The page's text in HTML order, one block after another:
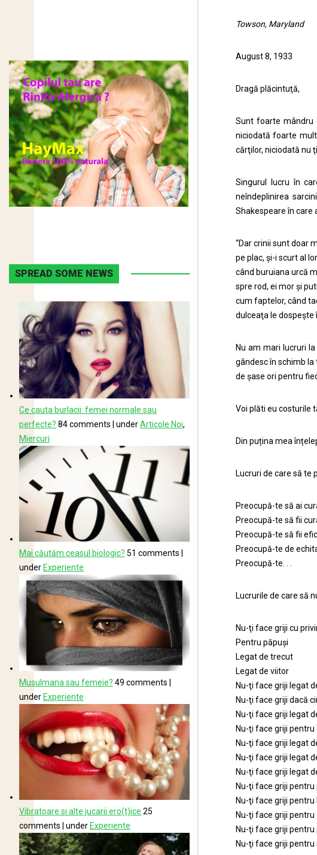
Towson, Maryland
August 8, 1933
Dragă plăcintuţă,
Sunt foarte mândru
niciodată foarte
cărţilor, niciodată nu
Singurul lucru în
neîndeplinirea
Shakespeare în care
“Dar crinii sunt doar
pe plac, şi-i scurt al
când buruiana urcă
spre rod, ei mor şi
cum faptelor, când
dulceaţa le dospeşte
Nu am mari lucruri
gândesc în schimb la
de șase ori pentru
Voi plăti eu costurile
Din puțina mea
Lucruri de care să te
Preocupă-te să ai
Preocupă-te să fii
Preocupă-te să fii
Preocupă-te de
Preocupă-te. . .
Lucrurile de care să
Nu-ţi face griji cu
Pentru păpuși
Legat de trecut
Legat de viitor
Nu-ţi face griji legat
Nu-ţi face griji dacă
Nu-ţi face griji legat
Nu-ţi face griji pentru
Nu-ţi face griji legat
Nu-ţi face griji legat
Nu-ţi face griji legat
Nu-ţi face griji pentru
Nu-ţi face griji pentru
Nu-ţi face griji
Nu-ţi face griji pentru
Nu-ţi face griji
SPREAD SOME NEWS
Ce cauta burlacii: femei normale sau
perfecte? 84 comments | underArticole Noi,
Miercuri
Mai căutăm ceasul biologic? 51 comments
under Experiente
Musulmana sau femeie? 49 comments |
underExperiente
Vibratoare si alte jucarii ero(t)ice 25
comments
under Experiente